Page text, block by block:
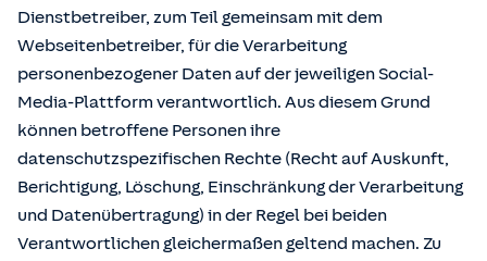
Dienstbetreiber, zum Teil gemeinsam mit dem
Webseitenbetreiber, für die Verarbeitung
personenbezogener Daten auf der jeweiligen Social-
Media-Plattform verantwortlich. Aus diesem Grund
können betroffene Personen ihre
datenschutzspezifischen Rechte (Recht auf Auskunft,
Berichtigung, Löschung, Einschränkung der Verarbeitung
und Datenübertragung) in der Regel bei beiden
Verantwortlichen gleichermaßen geltend machen. Zu